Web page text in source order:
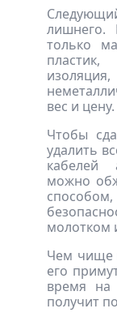
лишнего.
только
вес и цену.
Чтобы
удалить
кабелей
можно
молотком
Чем чище
его
время на
получит